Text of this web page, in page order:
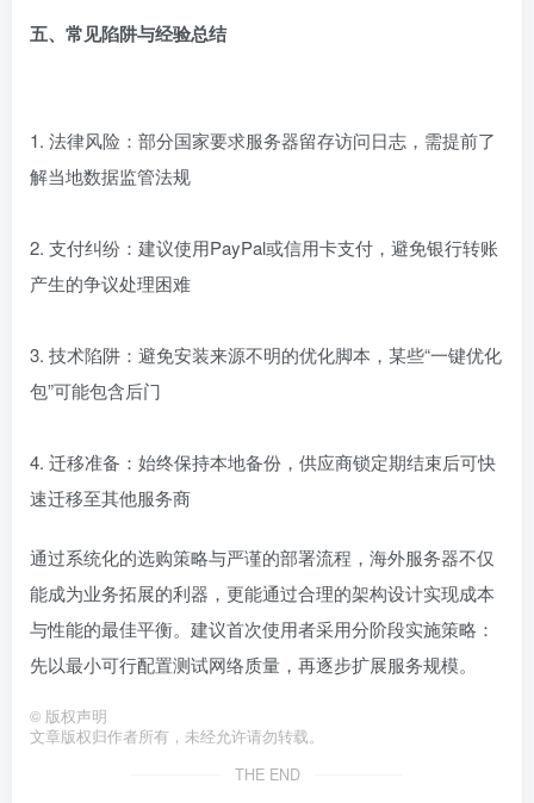
五、常见陷阱与经验总结
1. 法律风险：部分国家要求服务器留存访问日志，需提前了
解当地数据监管法规
2. 支付纠纷：建议使用PayPal或信用卡支付，避免银行转账
产生的争议处理困难
3. 技术陷阱：避免安装来源不明的优化脚本，某些“一键优化
包”可能包含后门
4. 迁移准备：始终保持本地备份，供应商锁定期结束后可快
速迁移至其他服务商
通过系统化的选购策略与严谨的部署流程，海外服务器不仅
能成为业务拓展的利器，更能通过合理的架构设计实现成本
与性能的最佳平衡。建议首次使用者采用分阶段实施策略：
先以最小可行配置测试网络质量，再逐步扩展服务规模。
© 版权声明
文章版权归作者所有，未经允许请勿转载。
THE END